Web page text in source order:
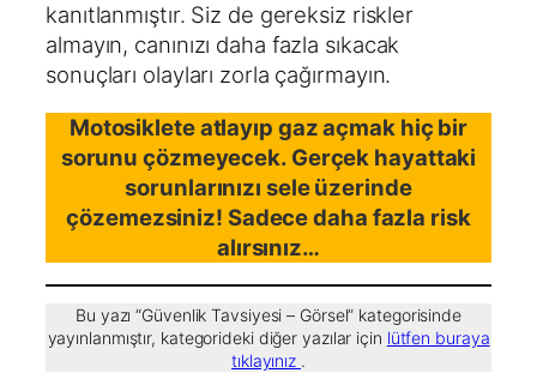
kanıtlanmıştır. Siz de gereksiz riskler
almayın, canınızı daha fazla sıkacak
sonuçları olayları zorla çağırmayın.
Motosiklete atlayıp gaz açmak hiç bir
sorunu çözmeyecek. Gerçek hayattaki
sorunlarınızı sele üzerinde
çözemezsiniz! Sadece daha fazla risk
alırsınız…
Bu yazı “Güvenlik Tavsiyesi – Görsel” kategorisinde
yayınlanmıştır, kategorideki diğer yazılar için lütfen buraya
tıklayınız .